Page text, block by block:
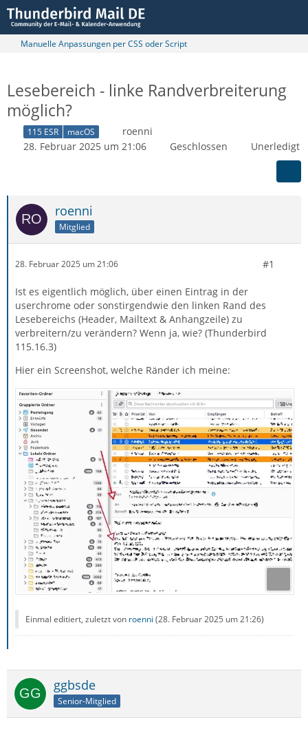
Manuelle Anpassungen per CSS oder Script
Lesebereich - linke Randverbreiterung
möglich?
115 ESR macOS
roenni
28. Februar 2025 um 21:06
Geschlossen Unerledigt
roenni
Mitglied
28. Februar 2025 um 21:06 #1
Ist es eigentlich möglich, über einen Eintrag in der
userchrome oder sonstirgendwie den linken Rand des
Lesebereichs (Header, Mailtext & Anhangzeile) zu
verbreitern/zu verändern? Wenn ja, wie? (Thunderbird
115.16.3)
Hier ein Screenshot, welche Ränder ich meine:
Einmal editiert, zuletzt von roenni (28. Februar 2025 um 21:26)
ggbsde
Senior-Mitglied